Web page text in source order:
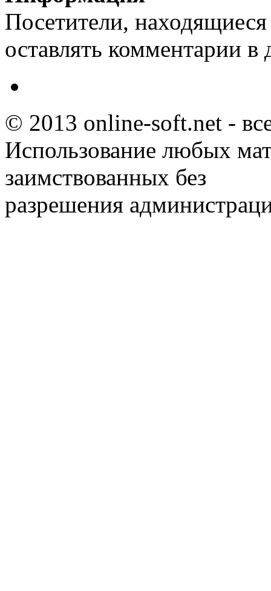
Посетители,
оставлять комментарии в
© 2013 online-soft.net -
Использование любых
заимствованных без
разрешения